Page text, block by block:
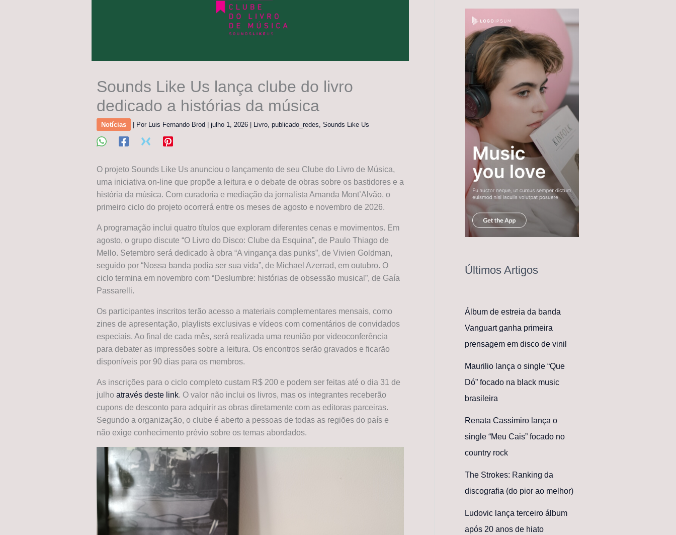
Sounds Like Us lança clube do livro
dedicado a histórias da música
Notícias | Por Luis Fernando Brod julho 1, 2026 Livro publicado_redes Sounds Like Us
O projeto Sounds Like Us anunciou o lançamento de seu Clube do Livro de Música,
uma iniciativa on-line que propõe a leitura e o debate de obras sobre os bastidores e a
história da música. Com curadoria e mediação da jornalista Amanda Mont’Alvão, o
primeiro ciclo do projeto ocorrerá entre os meses de agosto e novembro de 2026.
A programação inclui quatro títulos que exploram diferentes cenas e movimentos. Em
agosto, o grupo discute “O Livro do Disco: Clube da Esquina”, de Paulo Thiago de
Mello. Setembro será dedicado à obra “A vingança das punks”, de Vivien Goldman,
seguido por “Nossa banda podia ser sua vida”, de Michael Azerrad, em outubro. O
ciclo termina em novembro com “Deslumbre: histórias de obsessão musical”, de Gaía
Passarelli.
Os participantes inscritos terão acesso a materiais complementares mensais, como
zines de apresentação, playlists exclusivas e vídeos com comentários de convidados
especiais. Ao final de cada mês, será realizada uma reunião por videoconferência
para debater as impressões sobre a leitura. Os encontros serão gravados e ficarão
disponíveis por 90 dias para os membros.
As inscrições para o ciclo completo custam R$ 200 e podem ser feitas até o dia 31 de
julho através deste link. O valor não inclui os livros, mas os integrantes receberão
cupons de desconto para adquirir as obras diretamente com as editoras parceiras.
Segundo a organização, o clube é aberto a pessoas de todas as regiões do país e
não exige conhecimento prévio sobre os temas abordados.
Últimos Artigos
Álbum de estreia da banda
Vanguart ganha primeira
prensagem em disco de vinil
Maurilio lança o single “Que
Dó” focado na black music
brasileira
Renata Cassimiro lança o
single “Meu Cais” focado no
country rock
The Strokes: Ranking da
discografia (do pior ao melhor)
Ludovic lança terceiro álbum
após 20 anos de hiato